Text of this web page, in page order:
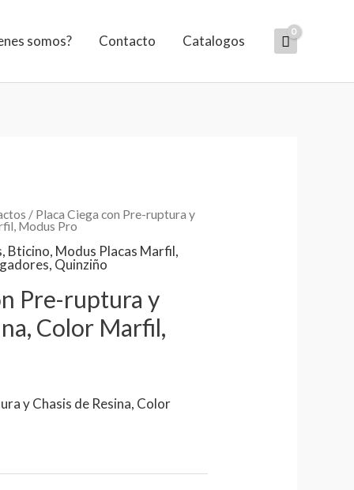
somos? Contacto Catalogos
/ Placa Ciega con Pre-ruptura y
Modus Pro
, Bticino, Modus Placas Marfil,
, Quinziño
Pre-ruptura y
Color Marfil,
y Chasis de Resina, Color